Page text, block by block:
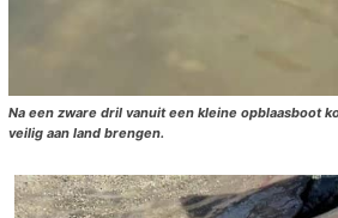
Na een zware dril vanuit een kleine opblaasboot
veilig aan land brengen.